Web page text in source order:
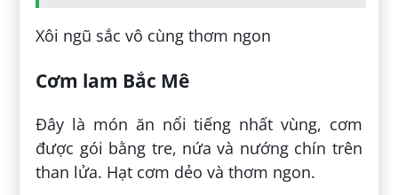
Xôi ngũ sắc vô cùng thơm ngon
Cơm lam Bắc Mê
Đây là món ăn nổi tiếng nhất vùng, cơm
được gói bằng tre, nứa và nướng chín trên
than lửa. Hạt cơm dẻo và thơm ngon.